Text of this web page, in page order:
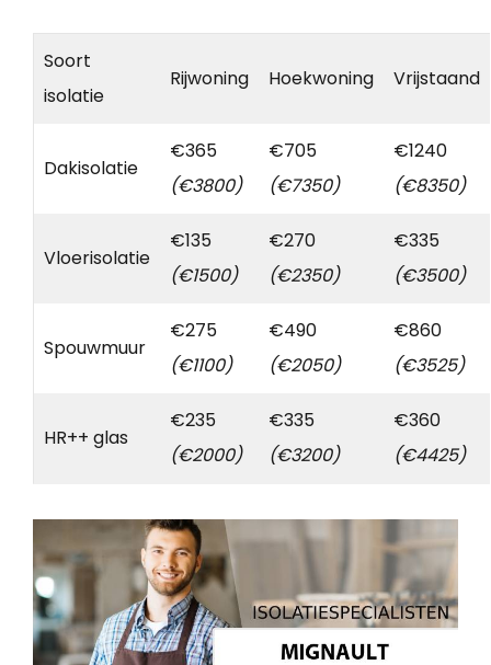
Soort
isolatie
Rijwoning Hoekwoning Vrijstaand
Dakisolatie
€365
(€3800)
€705
(€7350)
€1240
(€8350)
Vloerisolatie
€135
(€1500)
€270
(€2350)
€335
(€3500)
Spouwmuur
€275
(€1100)
€490
(€2050)
€860
(€3525)
HR++ glas
€235
(€2000)
€335
(€3200)
€360
(€4425)